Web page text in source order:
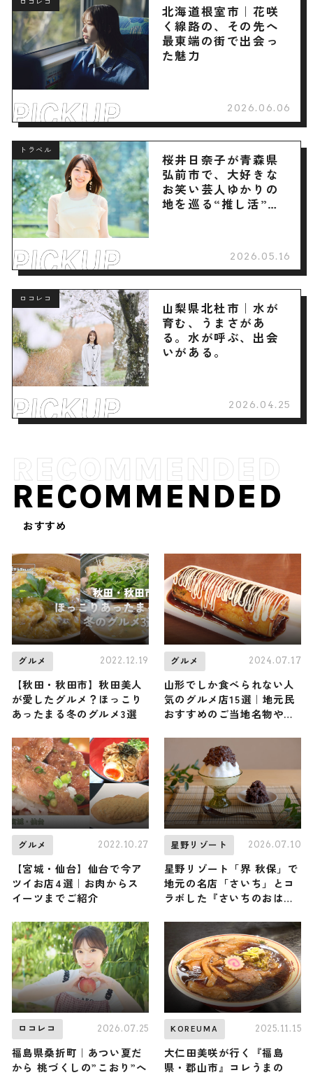
ロコレコ
北海道根室市｜花咲
く線路の、その先へ
最東端の街で出会っ
た魅力
2026.06.06
トラベル
桜井日奈子が青森県
弘前市で、大好きな
お笑い芸人ゆかりの
地を巡る“推し活”旅
2026.05.16
ロコレコ
山梨県北杜市｜水が
育む、うまさがあ
る。水が呼ぶ、出会
いがある。
2026.04.25
RECOMMENDED
おすすめ
グルメ 2022.12.19
【秋田・秋田市】秋田美人
が愛したグルメ？ほっこり
あったまる冬のグルメ3選
グルメ 2024.07.17
山形でしか食べられない人
気のグルメ店15選｜地元民
おすすめのご当地名物や知
グルメ 2022.10.27
【宮城・仙台】仙台で今ア
ツイお店4選｜お肉からス
イーツまでご紹介
星野リゾート 2026.07.10
星野リゾート「界 秋保」で
地元の名店「さいち」とコ
ラボした『さいちのおはぎ
わえない夏の贅沢かき氷 /
宮城県仙台市
ロコレコ 2026.07.25
福島県桑折町｜あつい夏だ
から 桃づくしの”こおり”へ
KOREUMA 2025.11.15
大仁田美咲が行く『福島
県・郡山市』コレうまの